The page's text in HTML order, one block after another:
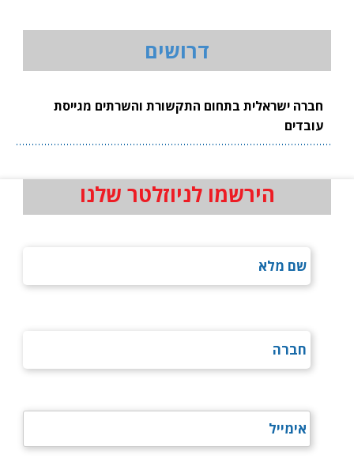
דרושים
חברה ישראלית בתחום התקשורת והשרתים מגייסת
עובדים
הירשמו לניוזלטר שלנו